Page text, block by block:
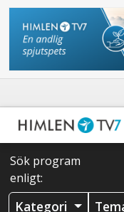
Sök program
enligt:
Kategori